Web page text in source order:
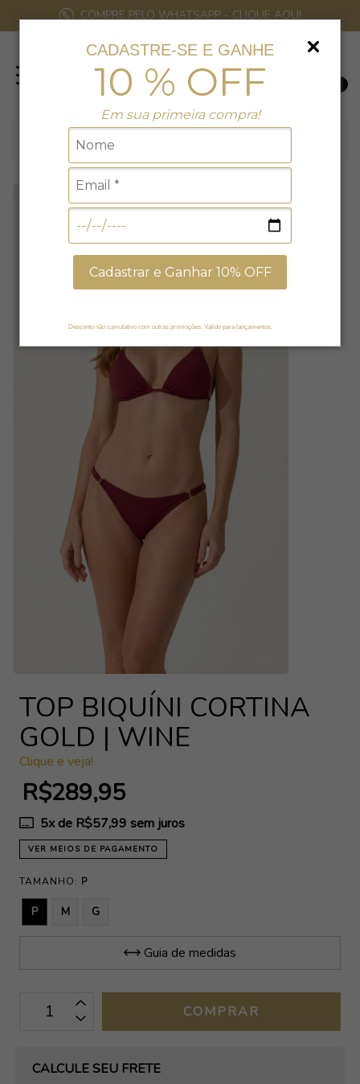
CADASTRE-SE E GANHE
10 % OFF
Em sua primeira compra!
Cadastrar e Ganhar 10% OFF
Desconto não cumulativo com outras promoções. Válido para lançamentos.
COMPRE PELO WHATSAPP - CLIQUE AQUI
TOP BIQUÍNI CORTINA
GOLD | WINE
Clique e veja!
R$289,95
5x de R$57,99 sem juros
VER MEIOS DE PAGAMENTO
TAMANHO: P
P M G
Guia de medidas
OPÇÕES DE FRETE
CALCULE SEU FRETE